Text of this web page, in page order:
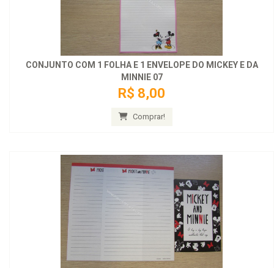
CONJUNTO COM 1 FOLHA E 1 ENVELOPE DO MICKEY E DA
MINNIE 07
R$ 8,00
Comprar!